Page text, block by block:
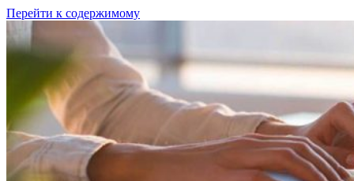
Перейти к содержимому